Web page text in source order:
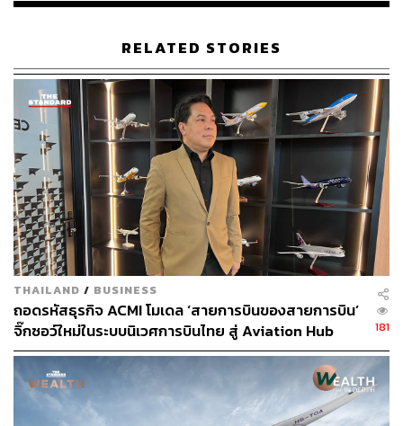
RELATED STORIES
THAILAND / BUSINESS
ถอดรหัสธุรกิจ ACMI โมเดล ‘สายการบินของสายการบิน’
จิ๊กซอว์ใหม่ในระบบนิเวศการบินไทย สู่ Aviation Hub
ของภูมิภาค
181